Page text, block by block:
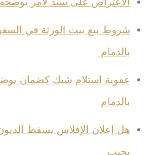
شروط بيع بيت الورثة في
بالدمام
عقوبة استلام شيك كضمان
بالدمام
هل إعلان الإفلاس يسقط
يجيب